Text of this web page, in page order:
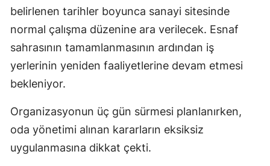
belirlenen tarihler boyunca sanayi sitesinde
normal çalışma düzenine ara verilecek. Esnaf
sahrasının tamamlanmasının ardından iş
yerlerinin yeniden faaliyetlerine devam etmesi
bekleniyor.
Organizasyonun üç gün sürmesi planlanırken,
oda yönetimi alınan kararların eksiksiz
uygulanmasına dikkat çekti.